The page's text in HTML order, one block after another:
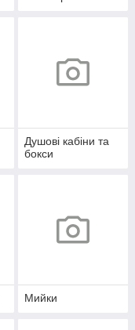
Душові кабіни та
бокси
Мийки